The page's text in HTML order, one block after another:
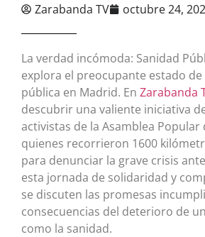
Zarabanda TV octubre 24,
La verdad incómoda: Sanidad
explora el preocupante estado de
pública en Madrid. En Zarabanda
descubrir una valiente iniciativa
activistas de la Asamblea Popular
quienes recorrieron 1600
para denunciar la grave crisis
esta jornada de solidaridad y
se discuten las promesas
consecuencias del deterioro de
como la sanidad.